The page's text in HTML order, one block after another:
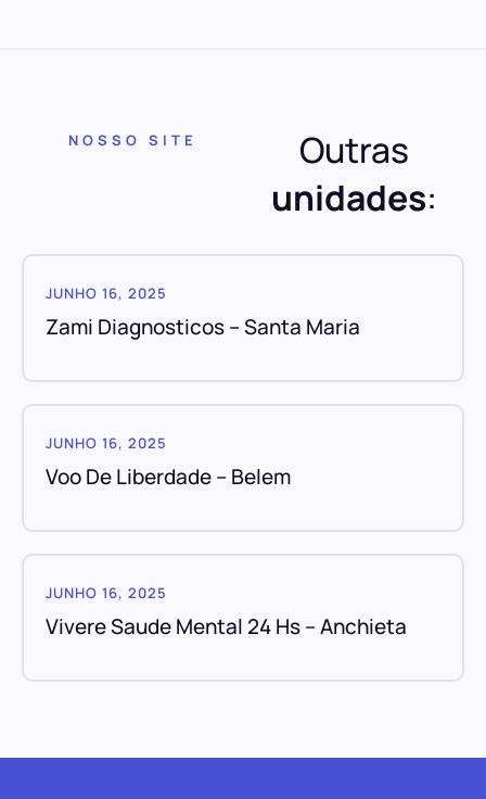
NOSSO SITE
Outras
unidades:
JUNHO 16, 2025
Zami Diagnosticos – Santa Maria
JUNHO 16, 2025
Voo De Liberdade – Belem
JUNHO 16, 2025
Vivere Saude Mental 24 Hs – Anchieta